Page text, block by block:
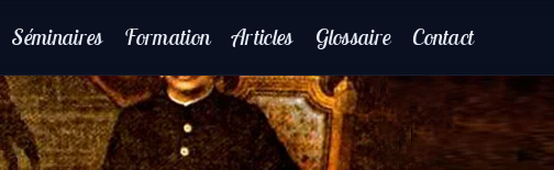
Séminaires Formation Articles Glossaire Contact